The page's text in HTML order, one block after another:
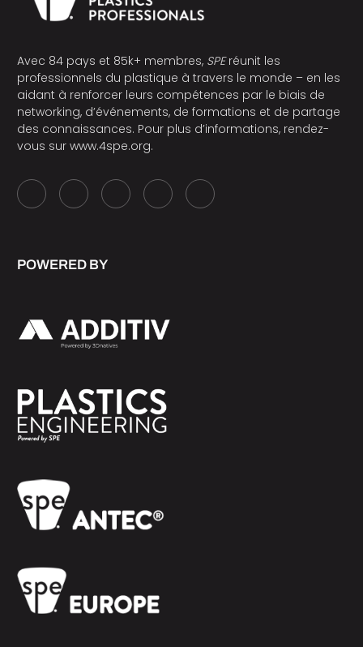
Avec 84 pays et 85k+ membres, SPEréunit les
professionnels du plastique à travers le monde – en les
aidant à renforcer leurs compétences par le biais de
networking, d’événements, de formations et de partage
des connaissances. Pour plus d’informations, rendez-
vous sur www.4spe.org.
POWERED BY